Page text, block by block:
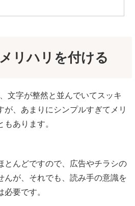
リハリを付ける
文字が整然と並んでいてスッキ
が、あまりにシンプルすぎてメリ
あります。
とんどですので、広告やチラシの
んが、それでも、読み手の意識を
要です。